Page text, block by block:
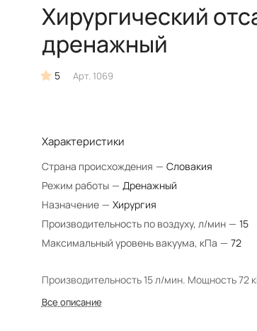
Хирургический
дренажный
5 Арт. 1069
Характеристики
Страна происхождения — Словакия
Режим работы — Дренажный
Назначение — Хирургия
Производительность по воздуху, л/мин — 15
Максимальный уровень вакуума, кПа — 72
Производительность 15 л/мин. Мощность 72
Все описание